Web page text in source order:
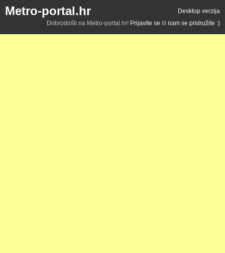
Metro-portal.hr
Desktop verzija
Dobrodošli na Metro-portal.hr! Prijavite se ili nam se pridružite :)